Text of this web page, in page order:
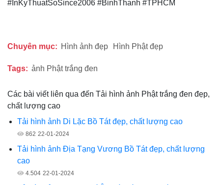
#InKyThuatSoSince2006 #BinhThanh #TPHCM
Chuyên mục: Hình ảnh đẹp Hình Phật đẹp
Tags: ảnh Phật trắng đen
Các bài viết liên qua đến Tải hình ảnh Phật trắng đen đẹp,
chất lượng cao
Tải hình ảnh Di Lặc Bồ Tát đẹp, chất lượng cao
862 22-01-2024
Tải hình ảnh Địa Tạng Vương Bồ Tát đẹp, chất lượng
cao
4.504 22-01-2024